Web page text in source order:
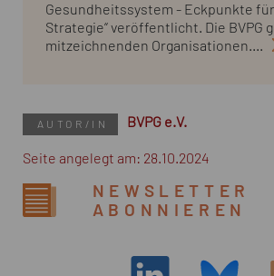
Gesundheitssystem - Eckpunkte
Strategie“ veröffentlicht. Die BVPG
mitzeichnenden Organisationen....
AUTOR/IN BVPG e.V.
Seite angelegt am: 28.10.2024
NEWSLETTER
ABONNIEREN